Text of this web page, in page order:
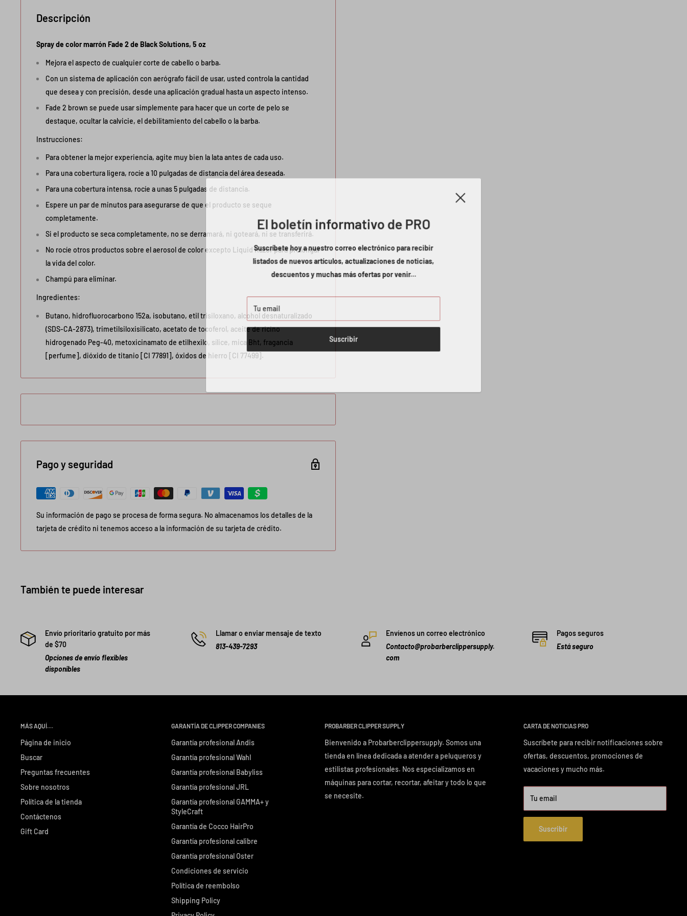
El boletín informativo de PRO
Suscríbete hoy a nuestro correo electrónico para recibir
listados de nuevos artículos, actualizaciones de noticias,
descuentos y muchas más ofertas por venir...
Tu email
Suscribir
Descripción
Spray de color marrón Fade 2 de Black Solutions, 5 oz
Mejora el aspecto de cualquier corte de cabello o barba.
Con un sistema de aplicación con aerógrafo fácil de usar, usted controla la cantidad
que desea y con precisión, desde una aplicación gradual hasta un aspecto intenso.
Fade 2 brown se puede usar simplemente para hacer que un corte de pelo se
destaque, ocultar la calvicie, el debilitamiento del cabello o la barba.
Instrucciones:
Para obtener la mejor experiencia, agite muy bien la lata antes de cada uso.
Para una cobertura ligera, rocíe a 10 pulgadas de distancia del área deseada.
Para una cobertura intensa, rocíe a unas 5 pulgadas de distancia.
Espere un par de minutos para asegurarse de que el producto se seque
completamente.
Si el producto se seca completamente, no se derramará, ni goteará, ni se transferirá.
No rocíe otros productos sobre el aerosol de color excepto Liquid Razor para prolongar
la vida del color.
Champú para eliminar.
Ingredientes:
Butano, hidrofluorocarbono 152a, isobutano, etil trisiloxano, alcohol desnaturalizado
(SDS-CA-2873), trimetilsiloxisilicato, acetato de tocoferol, aceite de ricino
hidrogenado Peg-40, metoxicinamato de etilhexilo, sílice, mica Bht, fragancia
[perfume], dióxido de titanio [CI 77891], óxidos de hierro [CI 77499].
Pago y seguridad
Su información de pago se procesa de forma segura. No almacenamos los detalles de la
tarjeta de crédito ni tenemos acceso a la información de su tarjeta de crédito.
También te puede interesar
Envío prioritario gratuito por más
de $70
Opciones de envío flexibles
disponibles
Llamar o enviar mensaje de texto
813-439-7293
Envíenos un correo electrónico
Contacto@probarberclippersupply.
com
Pagos seguros
Está seguro
MÁS AQUÍ....
Página de inicio
Buscar
Preguntas frecuentes
Sobre nosotros
Política de la tienda
Contáctenos
Gift Card
GARANTÍA DE CLIPPER COMPANIES
Garantía profesional Andis
Garantía profesional Wahl
Garantía profesional Babyliss
Garantía profesional JRL
Garantía profesional GAMMA+ y
StyleCraft
Garantía de Cocco HairPro
Garantía profesional calibre
Garantía profesional Oster
Condiciones de servicio
Política de reembolso
Shipping Policy
PROBARBER CLIPPER SUPPLY
Bienvenido a Probarberclippersupply. Somos una
tienda en línea dedicada a atender a peluqueros y
estilistas profesionales. Nos especializamos en
máquinas para cortar, recortar, afeitar y todo lo que
se necesite.
CARTA DE NOTICIAS PRO
Suscríbete para recibir notificaciones sobre
ofertas, descuentos, promociones de
vacaciones y mucho más.
Tu email
Suscribir